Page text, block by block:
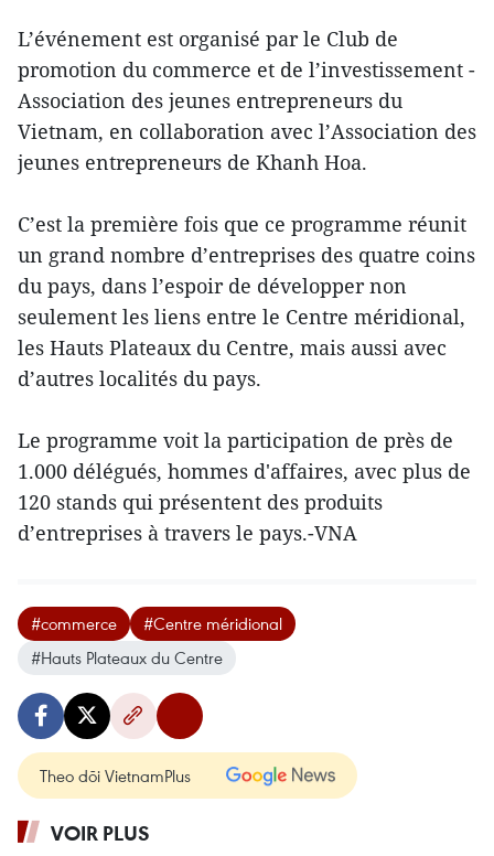
L’événement est organisé par le Club de
promotion du commerce et de l’investissement -
Association des jeunes entrepreneurs du
Vietnam, en collaboration avec l’Association des
jeunes entrepreneurs de Khanh Hoa.
C’est la première fois que ce programme réunit
un grand nombre d’entreprises des quatre coins
du pays, dans l’espoir de développer non
seulement les liens entre le Centre méridional,
les Hauts Plateaux du Centre, mais aussi avec
d’autres localités du pays.
Le programme voit la participation de près de
1.000 délégués, hommes d'affaires, avec plus de
120 stands qui présentent des produits
d’entreprises à travers le pays.-VNA
#commerce
#Centre méridional
#Hauts Plateaux du Centre
Theo dõi VietnamPlus
VOIR PLUS